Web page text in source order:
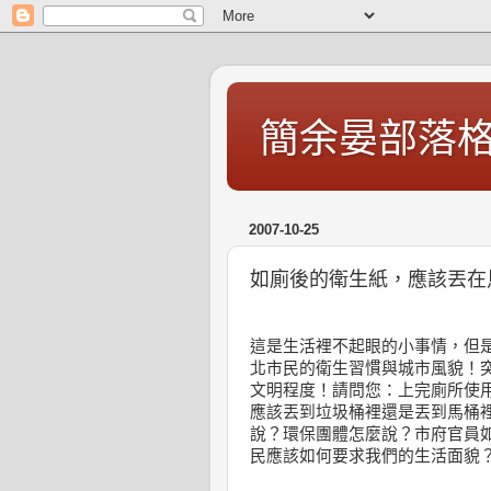
簡余晏部落
2007-10-25
如廁後的衛生紙，應該丟
這是生活裡不起眼的小事情，但
北市民的衛生習慣與城市風貌！
文明程度！請問您：上完廁所使
應該丟到垃圾桶裡還是丟到馬桶
說？環保團體怎麼說？市府官員
民應該如何要求我們的生活面貌